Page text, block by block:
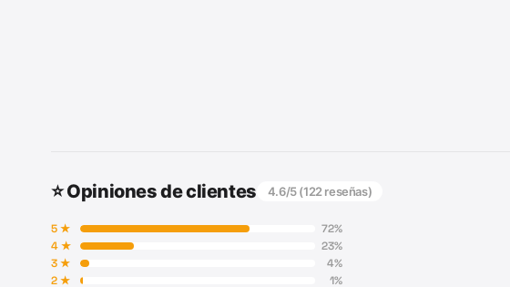
⭐ Opiniones de clientes 4.6/5 (122reseñas)
5★ 72%
4★ 23%
3★ 4%
2★ 1%